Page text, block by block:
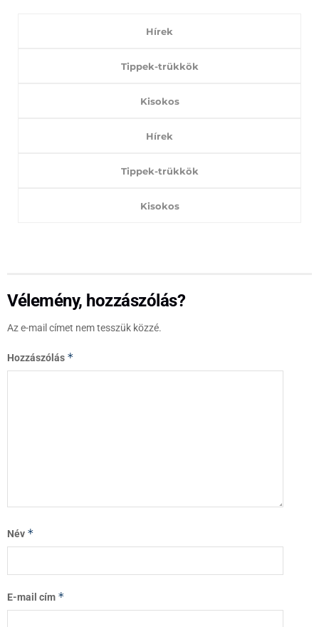
Hírek
Tippek-trükkök
Kisokos
Hírek
Tippek-trükkök
Kisokos
Vélemény, hozzászólás?
Az e-mail címet nem tesszük közzé.
Hozzászólás *
Név *
E-mail cím *